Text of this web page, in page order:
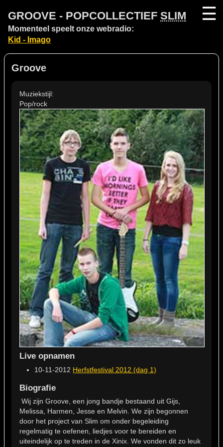
GROOVE - POPCOLLECTIEF SLIM
Momenteel speelt onze webradio:
Kid - Imago
☰
Groove
Muziekstijl:
Pop/rock
Live opnamen
10-11-2012 Herfstfestival 2012 (dag 1)
Biografie
Wij zijn Groove, een jong bandje bestaand uit Gijs,
Melissa, Harmen, Jesse en Melvin. We zijn begonnen
door het project van Slim om onder begeleiding
regelmatig te oefenen, liedjes voor te bereiden en
uiteindelijk op te treden in de Xinix. We vonden dit zo leuk